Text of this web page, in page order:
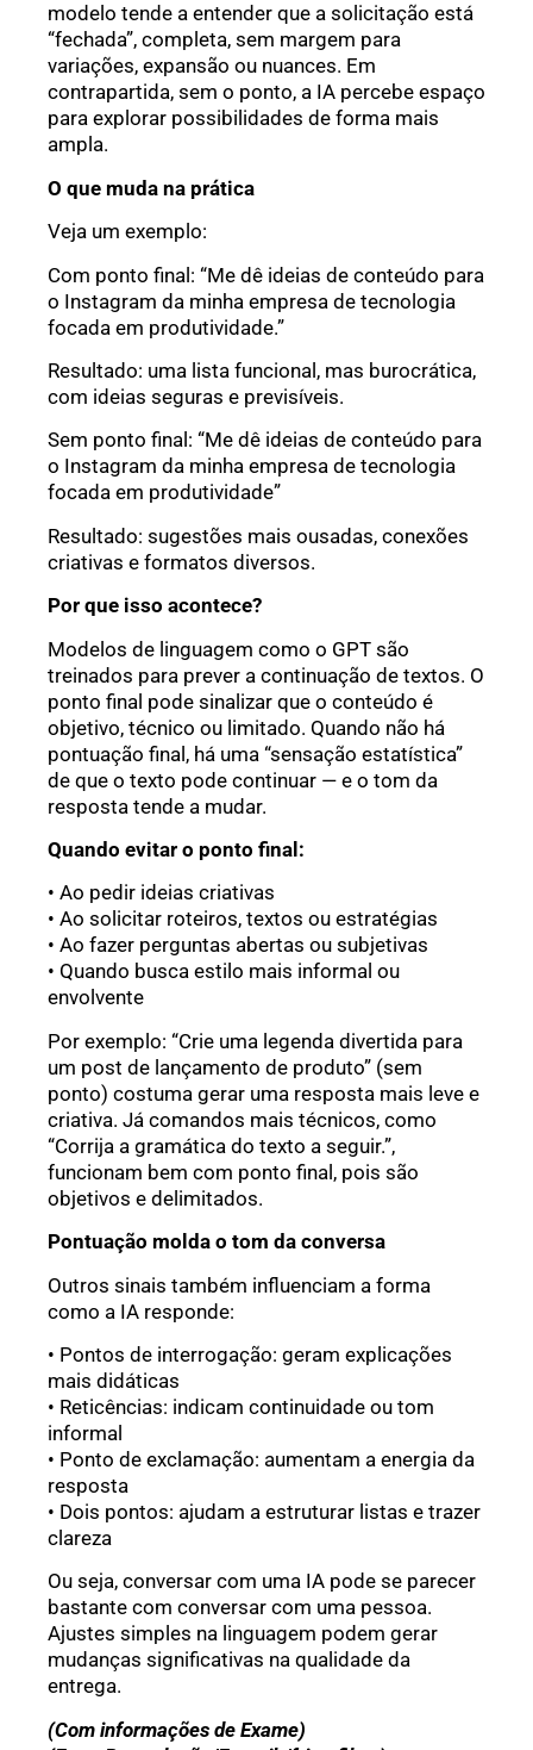
modelo tende a entender que a solicitação está
“fechada”, completa, sem margem para
variações, expansão ou nuances. Em
contrapartida, sem o ponto, a IA percebe espaço
para explorar possibilidades de forma mais
ampla.
O que muda na prática
Veja um exemplo:
Com ponto final: “Me dê ideias de conteúdo para
o Instagram da minha empresa de tecnologia
focada em produtividade.”
Resultado: uma lista funcional, mas burocrática,
com ideias seguras e previsíveis.
Sem ponto final: “Me dê ideias de conteúdo para
o Instagram da minha empresa de tecnologia
focada em produtividade”
Resultado: sugestões mais ousadas, conexões
criativas e formatos diversos.
Por que isso acontece?
Modelos de linguagem como o GPT são
treinados para prever a continuação de textos. O
ponto final pode sinalizar que o conteúdo é
objetivo, técnico ou limitado. Quando não há
pontuação final, há uma “sensação estatística”
de que o texto pode continuar — e o tom da
resposta tende a mudar.
Quando evitar o ponto final:
• Ao pedir ideias criativas
• Ao solicitar roteiros, textos ou estratégias
• Ao fazer perguntas abertas ou subjetivas
• Quando busca estilo mais informal ou
envolvente
Por exemplo: “Crie uma legenda divertida para
um post de lançamento de produto” (sem
ponto) costuma gerar uma resposta mais leve e
criativa. Já comandos mais técnicos, como
“Corrija a gramática do texto a seguir.”,
funcionam bem com ponto final, pois são
objetivos e delimitados.
Pontuação molda o tom da conversa
Outros sinais também influenciam a forma
como a IA responde:
• Pontos de interrogação: geram explicações
mais didáticas
• Reticências: indicam continuidade ou tom
informal
• Ponto de exclamação: aumentam a energia da
resposta
• Dois pontos: ajudam a estruturar listas e trazer
clareza
Ou seja, conversar com uma IA pode se parecer
bastante com conversar com uma pessoa.
Ajustes simples na linguagem podem gerar
mudanças significativas na qualidade da
entrega.
(Com informações de Exame)